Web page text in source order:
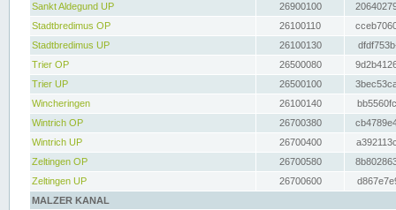
Sankt Aldegund UP
26900100
Stadtbredimus OP
26100110
Stadtbredimus UP
26100130
Trier OP
26500080
Trier UP
26500100
Wincheringen
26100140
Wintrich OP
26700380
Wintrich UP
26700400
Zeltingen OP
26700580
Zeltingen UP
26700600
MALZER KANAL